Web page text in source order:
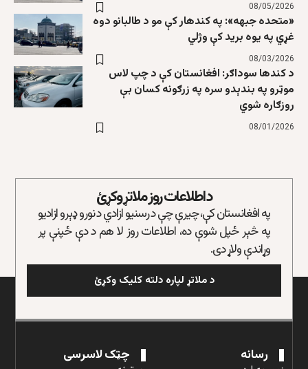
08/05/2026
«متحده جبهه»: په کندهار کې مو د طالبانو دوه
غړي په یوه برید کې وژلي
08/03/2026
د کندها سوداګر: افغانستان کې د چپ لاس
موټرو په بندېدو سره په زرګونه کسان بې
روزګاره شوي
08/01/2026
د اطلاعات روز ملاتړ وکړئ
په افغانستان کې، چیرې چې د رسنیو ازادي د نورو ډېرو ازادیو
په څېر ځپل شوې ده، اطلاعات روز لا هم د دې ځپنې پر
وړاندې ولاړ دی.
د ملاتړ لپاره دلته کلیک وکړئ
رسانه چټک لاسرسی